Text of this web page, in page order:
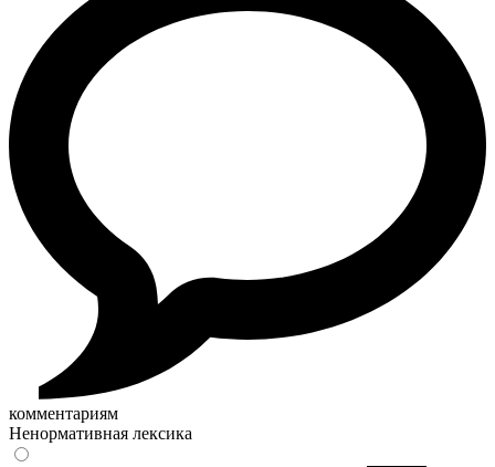
комментариям
Ненормативная лексика